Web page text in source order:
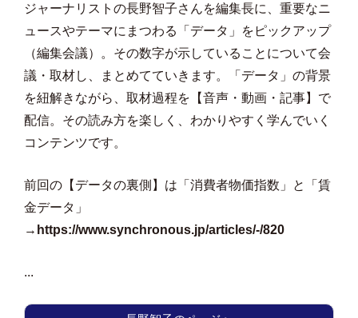
ジャーナリストの長野智子さんを編集長に、重要なニ
ュースやテーマにまつわる「データ」をピックアップ
（編集会議）。その数字が示していることについて会
議・取材し、まとめてていきます。「データ」の背景
を紐解きながら、取材過程を【音声・動画・記事】で
配信。その読み方を楽しく、わかりやすく学んでいく
コンテンツです。
前回の【データの裏側】は「消費者物価指数」と「賃
金データ」
→ https://www.synchronous.jp/articles/-/820
...